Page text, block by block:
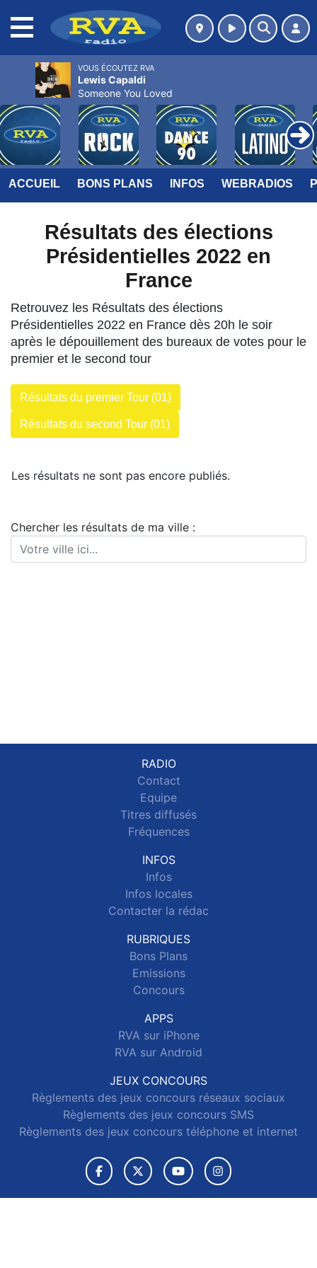
ACCUEIL BONS PLANS INFOS WEBRADIOS
Résultats des élections
Présidentielles 2022 en
France
Retrouvez les Résultats des élections
Présidentielles 2022 en France dès 20h le soir
après le dépouillement des bureaux de votes pour le
premier et le second tour
Résultats du premier Tour (01)
Résultats du second Tour (01)
Les résultats ne sont pas encore publiés.
Chercher les résultats de ma ville :
RADIO
Contact
Equipe
Titres diffusés
Fréquences
INFOS
Infos
Infos locales
Contacter la rédac
RUBRIQUES
Bons Plans
Emissions
Concours
APPS
RVA sur iPhone
RVA sur Android
JEUX CONCOURS
Règlements des jeux concours réseaux sociaux
Règlements des jeux concours SMS
Règlements des jeux concours téléphone et internet
VOUS ÉCOUTEZ RVA
Lewis Capaldi
Someone You Loved